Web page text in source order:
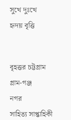
সুখে দুঃখে
হৃদয় বৃত্তি
বৃহত্তর চট্টগ্রাম
গ্রাম-গঞ্জ
নগর
সাহিত্য সাপ্তাহিকী